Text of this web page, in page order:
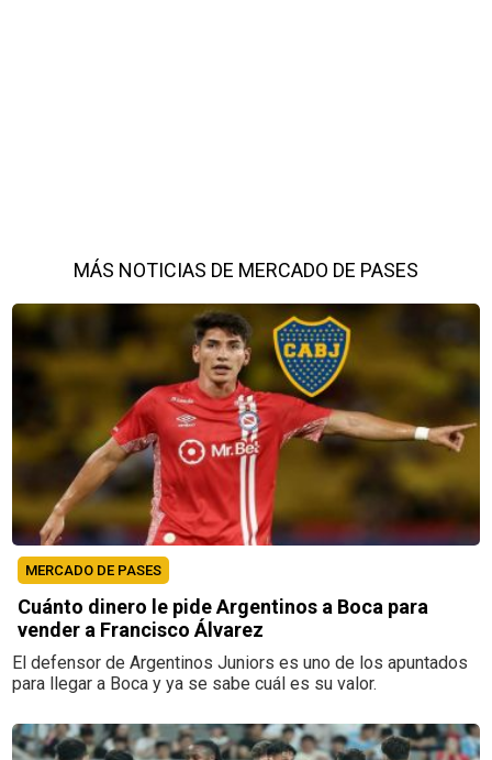
MÁS NOTICIAS DE MERCADO DE PASES
MERCADO DE PASES
Cuánto dinero le pide Argentinos a Boca para
vender a Francisco Álvarez
El defensor de Argentinos Juniors es uno de los apuntados
para llegar a Boca y ya se sabe cuál es su valor.